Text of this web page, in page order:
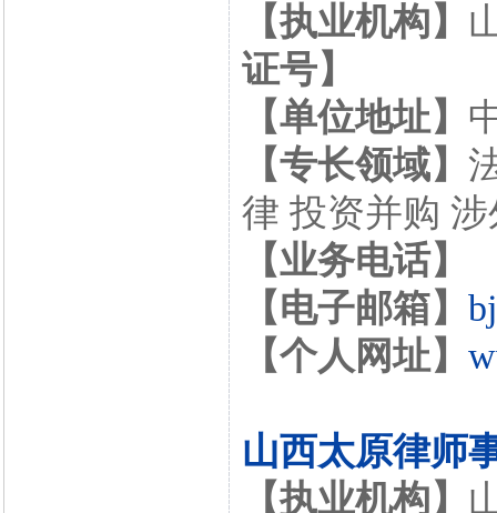
【执业机构】
证号】
【单位地址】
【专长领域】
律 投资并购
【业务电话】
【电子邮箱】
【个人网址】
山西太原律师
【执业机构】